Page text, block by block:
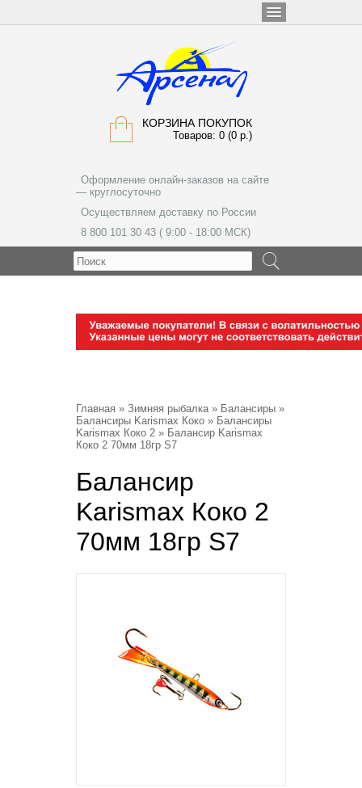
КОРЗИНА ПОКУПОК
Товаров: 0 (0 р.)
Оформление онлайн-заказов на сайте
— круглосуточно
Осуществляем доставку по России
8 800 101 30 43 ( 9:00 - 18:00 МСК)
Главная » Зимняя рыбалка» Балансиры »
Балансиры Karismax Коко » Балансиры
Karismax Коко 2 » Балансир Karismax
Коко 2 70мм 18гр S7
Балансир
Karismax Коко 2
70мм 18гр S7